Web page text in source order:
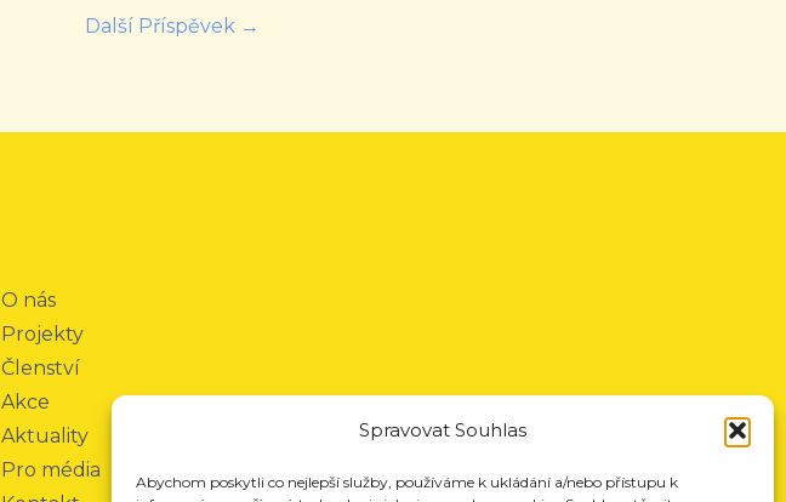
Spravovat Souhlas
Abychom poskytli co nejlepší služby, používáme k ukládání a/nebo přístupu k
Další Příspěvek →
O nás
Projekty
Členství
Akce
Aktuality
Pro média